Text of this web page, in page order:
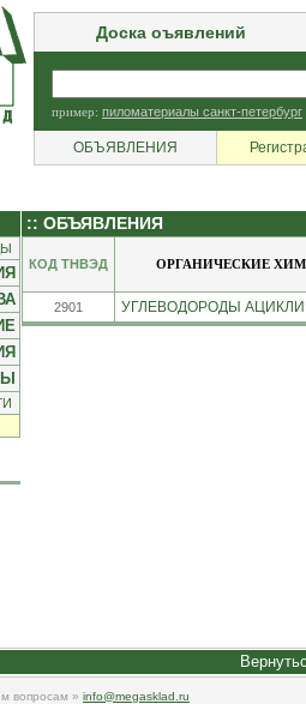
Доска оъявлений
пример: пиломатериалы санкт-петербург
ОБЪЯВЛЕНИЯ
:: ОБЪЯВЛЕНИЯ
КОД ТНВЭД ОРГАНИЧЕСКИЕ
2901 УГЛЕВОДОРОДЫ
вопросам » info@megasklad.ru